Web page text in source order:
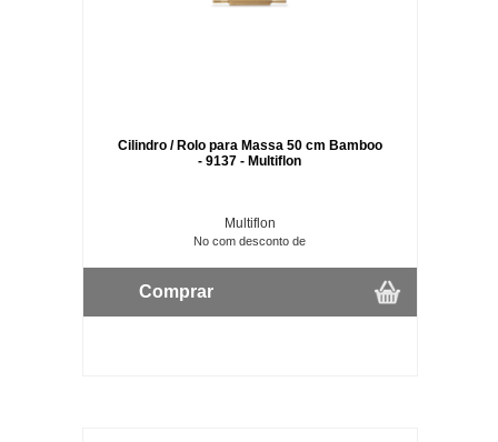
Cilindro / Rolo para Massa 50 cm Bamboo
- 9137 - Multiflon
Multiflon
No com desconto de
Comprar